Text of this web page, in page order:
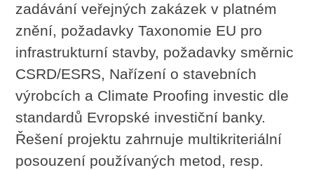
zadávání veřejných zakázek v platném
znění, požadavky Taxonomie EU pro
infrastrukturní stavby, požadavky směrnic
CSRD/ESRS, Nařízení o stavebních
výrobcích a Climate Proofing investic dle
standardů Evropské investiční banky.
Řešení projektu zahrnuje multikriteriální
posouzení používaných metod, resp.